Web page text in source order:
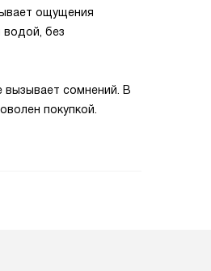
ощущения
водой, без
вызывает сомнений. В
покупкой.